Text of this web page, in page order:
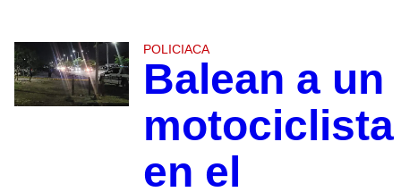
POLICIACA
Balean a un
motociclista
en el